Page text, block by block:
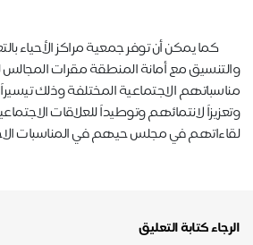
كما يمكن أن توفر جمعية مراكز الأحياء
والتنسيق مع أمانة المنطقة مقرات المجالس
مناسباتهم الاجتماعية المختلفة وذلك
وتعزيزاً لانتمائهم وتوطيداً للعلاقات
لقاءاتهم في مجلس حيهم في المناسبات
الرجاء كتابة التعليق